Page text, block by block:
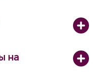
на